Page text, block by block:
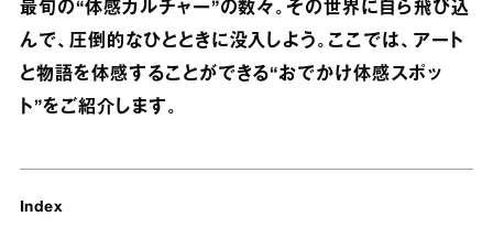
最旬の“体感カルチャー”の数々。その世界に自ら飛び込
んで、圧倒的なひとときに没入しよう。ここでは、アート
と物語を体感することができる“おでかけ体感スポッ
ト”をご紹介します。
Index